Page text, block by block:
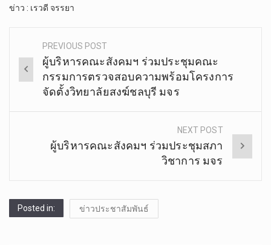
ข่าว : เรวดี จรรยา
Post
navigation
PREVIOUS POST
ผู้บริหารคณะสังคมฯ ร่วม​ประชุมคณะ
กรรมการตรวจสอบความพร้อมโครงการ
จัดตั้งวิทยาลัยสงฆ์ชลบุรี มจร
NEXT POST
ผู้บริหารคณะสังคมฯ ร่วมประชุมสภา
วิชาการ มจร
Posted in: ข่าวประชาสัมพันธ์